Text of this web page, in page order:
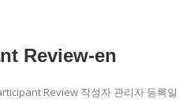
Review-en
Review 작성자 관리자 등록일